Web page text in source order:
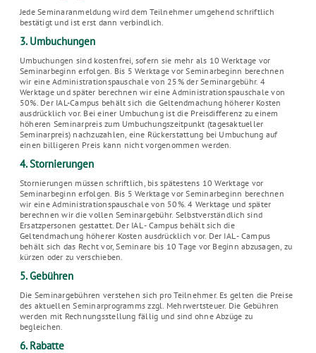
Jede Seminaranmeldung wird dem Teilnehmer umgehend schriftlich
bestätigt und ist erst dann verbindlich.
3. Umbuchungen
Umbuchungen sind kostenfrei, sofern sie mehr als 10 Werktage vor
Seminarbeginn erfolgen. Bis 5 Werktage vor Seminarbeginn berechnen
wir eine Administrationspauschale von 25% der Seminargebühr. 4
Werktage und später berechnen wir eine Administrationspauschale von
50%. Der IAL-Campus behält sich die Geltendmachung höherer Kosten
ausdrücklich vor. Bei einer Umbuchung ist die Preisdifferenz zu einem
höheren Seminarpreis zum Umbuchungszeitpunkt (tagesaktueller
Seminarpreis) nachzuzahlen, eine Rückerstattung bei Umbuchung auf
einen billigeren Preis kann nicht vorgenommen werden.
4. Stornierungen
Stornierungen müssen schriftlich, bis spätestens 10 Werktage vor
Seminarbeginn erfolgen. Bis 5 Werktage vor Seminarbeginn berechnen
wir eine Administrationspauschale von 50%. 4 Werktage und später
berechnen wir die vollen Seminargebühr. Selbstverständlich sind
Ersatzpersonen gestattet. Der IAL - Campus behält sich die
Geltendmachung höherer Kosten ausdrücklich vor. Der IAL - Campus
behält sich das Recht vor, Seminare bis 10 Tage vor Beginn abzusagen, zu
kürzen oder zu verschieben.
5. Gebühren
Die Seminargebühren verstehen sich pro Teilnehmer. Es gelten die Preise
des aktuellen Seminarprogramms zzgl. Mehrwertsteuer. Die Gebühren
werden mit Rechnungsstellung fällig und sind ohne Abzüge zu
begleichen.
6. Rabatte